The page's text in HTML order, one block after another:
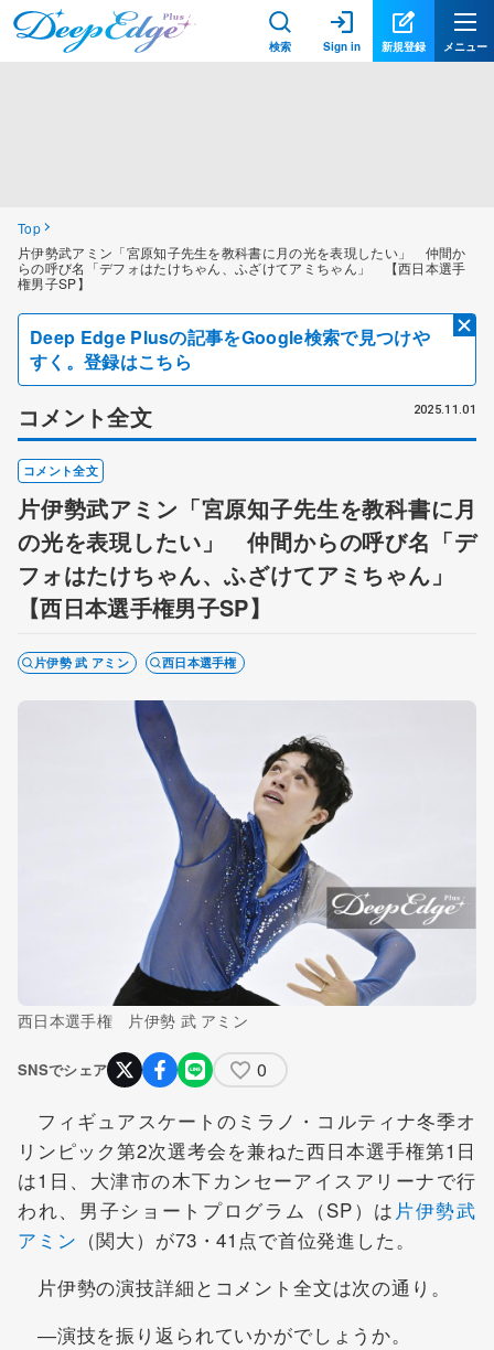
検索 Sign in 新規登録 メニュー
Top
片伊勢武アミン「宮原知子先生を教科書に月の光を表現したい」 仲間か
らの呼び名「デフォはたけちゃん、ふざけてアミちゃん」 【西日本選手
権男子SP】
Deep Edge Plusの記事をGoogle検索で見つけや
すく。登録はこちら
コメント全文 2025.11.01
コメント全文
片伊勢武アミン「宮原知子先生を教科書に月
の光を表現したい」 仲間からの呼び名「デ
フォはたけちゃん、ふざけてアミちゃん」
【西日本選手権男子SP】
片伊勢 武 アミン 西日本選手権
西日本選手権 片伊勢 武 アミン
SNSでシェア 0
フィギュアスケートのミラノ・コルティナ冬季オ
リンピック第2次選考会を兼ねた西日本選手権第1日
は1日、大津市の木下カンセーアイスアリーナで行
われ、男子ショートプログラム（SP）は 片伊勢武
アミン （関大）が73・41点で首位発進した。
片伊勢の演技詳細とコメント全文は次の通り。
―演技を振り返られていかがでしょうか。